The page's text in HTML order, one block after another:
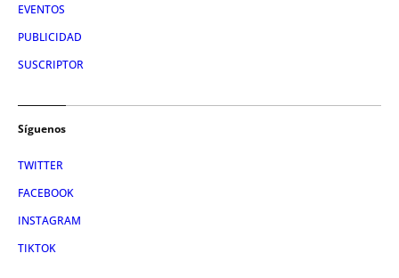
EVENTOS
PUBLICIDAD
SUSCRIPTOR
Síguenos
TWITTER
FACEBOOK
INSTAGRAM
TIKTOK